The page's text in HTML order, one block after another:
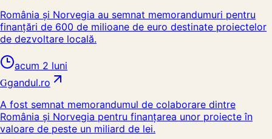
România și Norvegia au semnat memorandumuri pentru
finanțări de 600 de milioane de euro destinate proiectelor
de dezvoltare locală.
acum 2 luni
Ggandul.ro
A fost semnat memorandumul de colaborare dintre
România și Norvegia pentru finanțarea unor proiecte în
valoare de peste un miliard de lei.